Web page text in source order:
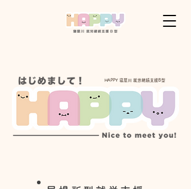
HAPPY 寝屋川 就労継続支援B型